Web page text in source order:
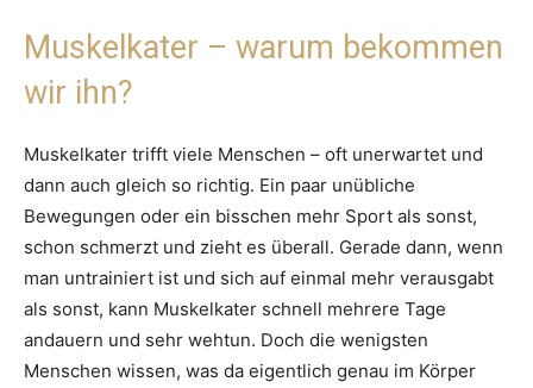
Muskelkater – warum bekommen
wir ihn?
Muskelkater trifft viele Menschen – oft unerwartet und
dann auch gleich so richtig. Ein paar unübliche
Bewegungen oder ein bisschen mehr Sport als sonst,
schon schmerzt und zieht es überall. Gerade dann, wenn
man untrainiert ist und sich auf einmal mehr verausgabt
als sonst, kann Muskelkater schnell mehrere Tage
andauern und sehr wehtun. Doch die wenigsten
Menschen wissen, was da eigentlich genau im Körper